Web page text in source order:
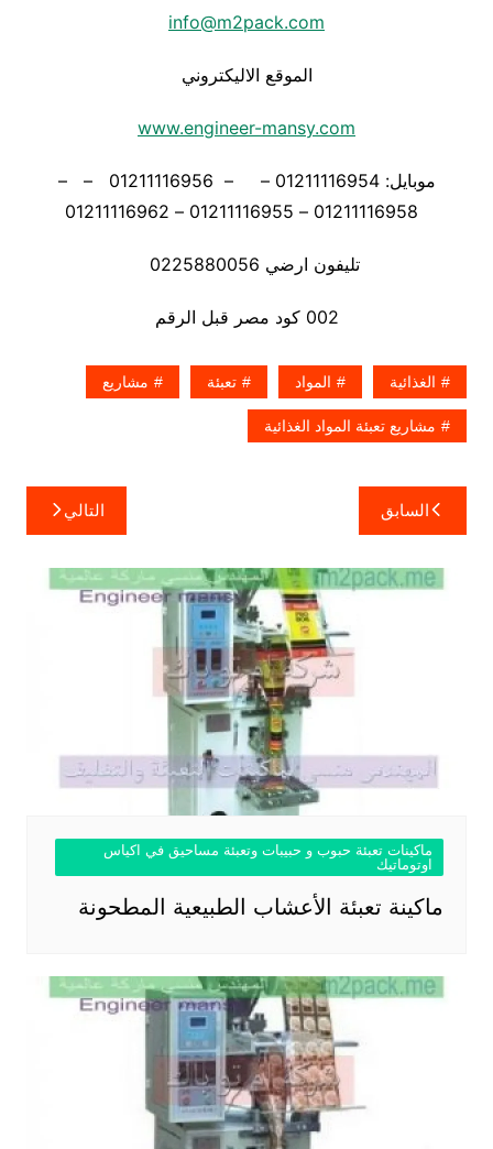
info@m2pack.com
الموقع الاليكتروني
www.engineer-mansy.com
موبايل: 01211116954 – – 01211116956 – –
تليفون ارضي 0225880056
002 كود مصر قبل الرقم
الغذائية المواد تعبئة مشاريع
مشاريع تعبئة المواد الغذائية
تصفّح
المقالات
السابق التالي
ماكينات تعبئة حبوب و حبيبات وتعبئة مساحيق في اكياس
اوتوماتيك
ماكينة تعبئة الأعشاب الطبيعية المطحونة